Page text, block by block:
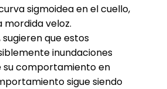
sigmoidea en el cuello,
mordida veloz.
que estos
inundaciones
su comportamiento en
sigue siendo